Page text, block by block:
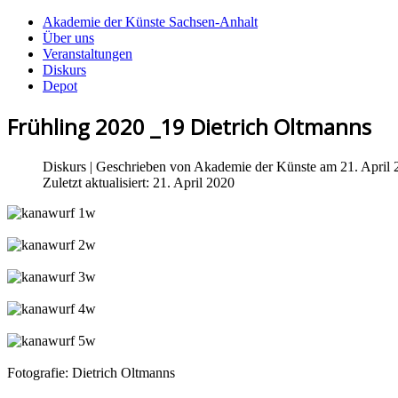
Akademie der Künste Sachsen-Anhalt
Über uns
Veranstaltungen
Diskurs
Depot
Frühling 2020 _19 Dietrich Oltmanns
Diskurs | Geschrieben von Akademie der Künste am 21. April
Zuletzt aktualisiert: 21. April 2020
Fotografie: Dietrich Oltmanns